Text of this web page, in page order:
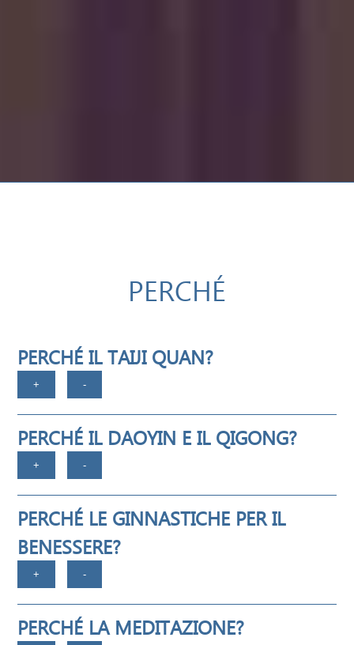
PERCHÉ
PERCHÉ IL TAIJI QUAN?
PERCHÉ IL DAOYIN E IL QIGONG?
PERCHÉ LE GINNASTICHE PER IL
BENESSERE?
PERCHÉ LA MEDITAZIONE?